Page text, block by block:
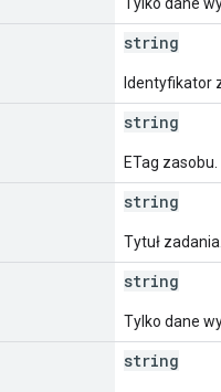
string
Identyfikator
string
ETag zasobu.
string
Tytuł
string
Tylko dane
string